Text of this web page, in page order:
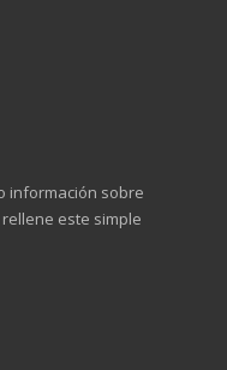
información sobre
este simple